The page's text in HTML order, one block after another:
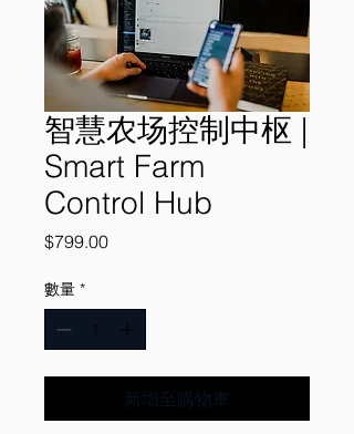
智慧农场控制中枢 |
Smart Farm
Control Hub
$799.00價
數量 *
新增至購物車